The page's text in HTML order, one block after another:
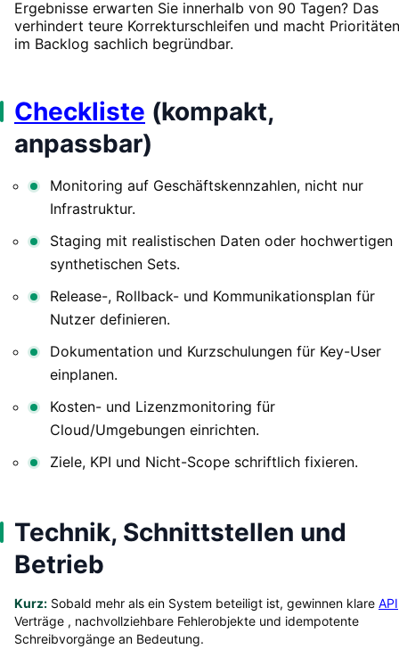
Ergebnisse erwarten Sie innerhalb von 90 Tagen? Das
verhindert teure Korrekturschleifen und macht Prioritäten
im Backlog sachlich begründbar.
Checkliste (kompakt,
anpassbar)
Monitoring auf Geschäftskennzahlen, nicht nur
Infrastruktur.
Staging mit realistischen Daten oder hochwertigen
synthetischen Sets.
Release-, Rollback- und Kommunikationsplan für
Nutzer definieren.
Dokumentation und Kurzschulungen für Key-User
einplanen.
Kosten- und Lizenzmonitoring für
Cloud/Umgebungen einrichten.
Ziele, KPI und Nicht-Scope schriftlich fixieren.
Technik, Schnittstellen und
Betrieb
Kurz: Sobald mehr als ein System beteiligt ist, gewinnen klare API
Verträge , nachvollziehbare Fehlerobjekte und idempotente
Schreibvorgänge an Bedeutung.